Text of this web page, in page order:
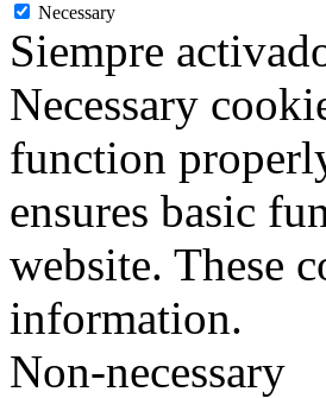
Necessary
Siempre
Necessary
function
ensures basic
website. These
information.
Non-necessary